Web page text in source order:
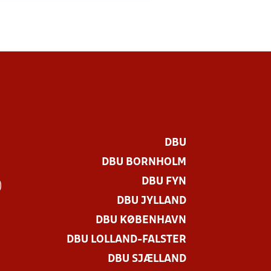
DBU
DBU BORNHOLM
DBU FYN
DBU JYLLAND
DBU KØBENHAVN
DBU LOLLAND-FALSTER
DBU SJÆLLAND